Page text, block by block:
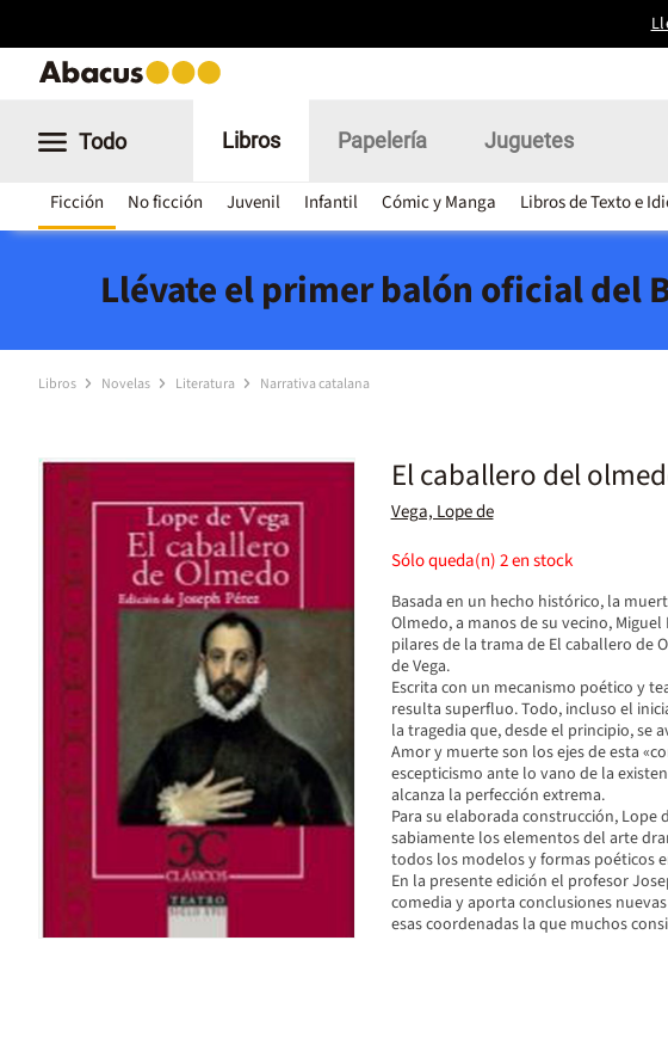
Todo Libros
Ficción No ficción Juvenil Infantil Cómic y Manga Libros de Texto e
Papelería Juguetes
Llévate el primer balón oficial del
Libros Novelas Literatura Narrativa catalana
El caballero del
Vega, Lope de
Sólo queda(n)2en stock
Basada en un hecho histórico, la
Olmedo, a manos de su vecino,
pilares de la trama de El caballero de
de Vega.
Escrita con un mecanismo poético y
resulta superfluo. Todo, incluso el
la tragedia que, desde el principio, se
Amor y muerte son los ejes de esta
escepticismo ante lo vano de la
alcanza la perfección extrema.
Para su elaborada construcción,
sabiamente los elementos del arte
todos los modelos y formas poéticos
En la presente edición el profesor
comedia y aporta conclusiones
esas coordenadas la que muchos